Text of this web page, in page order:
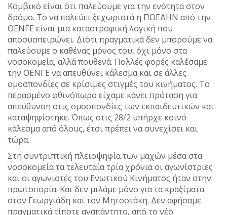
Κομβικό είναι ότι παλεύουμε για την ενότητα στον
δρόμο. Το να παλεύει ξεχωριστά η ΠΟΕΔΗΝ από την
ΟΕΝΓΕ είναι μια καταστροφική λογική που
αποσυσπειρώνει. Διότι πραγματικά δεν μπορούμε να
παλεύουμε ο καθένας μόνος του, όχι μόνο στα
νοσοκομεία, αλλά πουθενά. Πολλές φορές καλέσαμε
την ΟΕΝΓΕ να απευθύνει κάλεσμα και σε άλλες
ομοσπονδίες σε κρίσιμες στιγμές του κινήματος. Το
περασμένο φθινόπωρο είχαμε κάνει πρόταση για
απεύθυνση στις ομοσπονδίες των εκπαιδευτικών και
καταψηφίστηκε. Όπως στις 28/2 υπήρχε κοινό
κάλεσμα από όλους, έτσι πρέπει να συνεχίσει και
τώρα.
Στη συντριπτική πλειοψηφία των μαχών μέσα στα
νοσοκομεία τα τελευταία τρία χρόνια οι αγωνίστριες
και οι αγωνιστές του Ενωτικού Κινήματος ήταν στην
πρωτοπορία. Και δεν μιλάμε μόνο για τα κραξίματα
στον Γεωργιάδη και τον Μητσοτάκη. Δεν αφήσαμε
πραγματικά τίποτε αναπάντητο, από το νέο